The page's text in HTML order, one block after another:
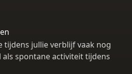
tijdens jullie verblijf vaak nog
als spontane activiteit tijdens